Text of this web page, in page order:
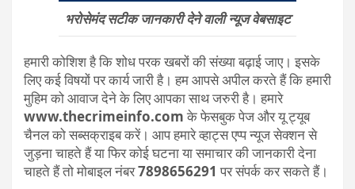
भरोसेमंद सटीक जानकारी देने वाली न्यूज वेबसाइट
हमारी कोशिश है कि शोध परक खबरों की संख्या बढ़ाई जाए। इसके
लिए कई विषयों पर कार्य जारी है। हम आपसे अपील करते हैं कि हमारी
मुहिम को आवाज देने के लिए आपका साथ जरुरी है। हमारे
www.thecrimeinfo.comके फेसबुक पेज और यू ट्यूब
चैनल को सब्सक्राइब करें। आप हमारे व्हाट्स एप्प न्यूज सेक्शन से
जुड़ना चाहते हैं या फिर कोई घटना या समाचार की जानकारी देना
चाहते हैं तो मोबाइल नंबर7898656291 पर संपर्क कर सकते हैं।